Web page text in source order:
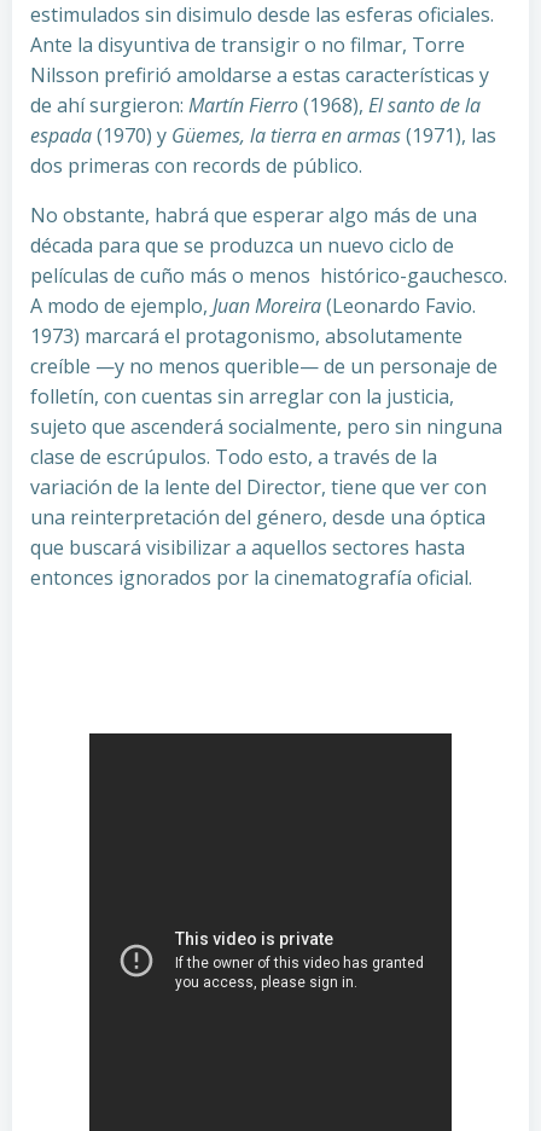
estimulados sin disimulo desde las esferas oficiales.
Ante la disyuntiva de transigir o no filmar, Torre
Nilsson prefirió amoldarse a estas características y
de ahí surgieron: Martín Fierro(1968), El santo de la
espada(1970) y Güemes, la tierra en armas(1971), las
dos primeras con records de público.
No obstante, habrá que esperar algo más de una
década para que se produzca un nuevo ciclo de
películas de cuño más o menos histórico-gauchesco.
A modo de ejemplo, Juan Moreira(Leonardo Favio.
1973) marcará el protagonismo, absolutamente
creíble —y no menos querible— de un personaje de
folletín, con cuentas sin arreglar con la justicia,
sujeto que ascenderá socialmente, pero sin ninguna
clase de escrúpulos. Todo esto, a través de la
variación de la lente del Director, tiene que ver con
una reinterpretación del género, desde una óptica
que buscará visibilizar a aquellos sectores hasta
entonces ignorados por la cinematografía oficial.